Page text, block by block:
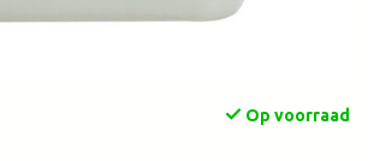
Op voorraad